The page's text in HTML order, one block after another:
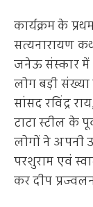
कार्यक्रम के
सत्यनारायण
जनेऊ संस्कार में
लोग बड़ी संख्या
सांसद रविंद्र
टाटा स्टील के
लोगों ने अपनी
परशुराम एवं
कर दीप